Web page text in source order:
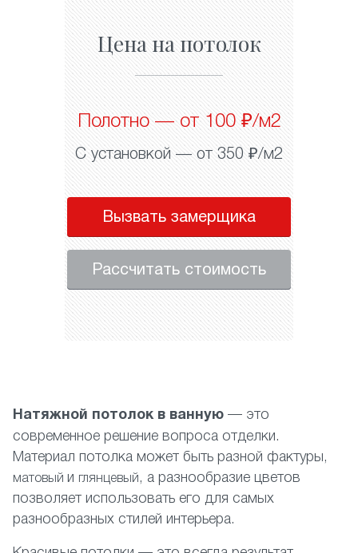
Цена на потолок
Полотно — от 100 ₽/м2
С установкой — от 350 ₽/м2
Вызвать замерщика
Рассчитать стоимость
Натяжной потолок в ванную — это
современное решение вопроса отделки.
Материал потолка может быть разной фактуры,
матовый и глянцевый , а разнообразие цветов
позволяет использовать его для самых
разнообразных стилей интерьера.